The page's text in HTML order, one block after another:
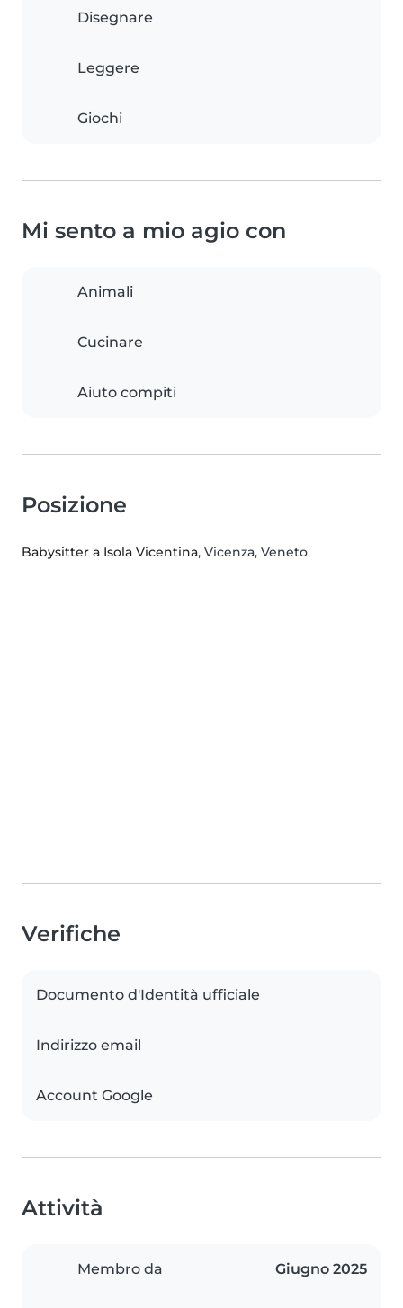
Disegnare
Leggere
Giochi
Mi sento a mio agio con
Animali
Cucinare
Aiuto compiti
Posizione
Babysitter a Isola Vicentina, Vicenza, Veneto
Verifiche
Documento d'Identità ufficiale
Indirizzo email
Account Google
Attività
Membro da Giugno 2025